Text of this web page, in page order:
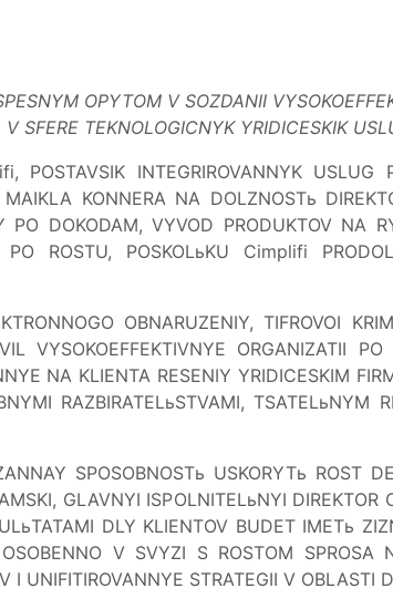
OPYTOM V SOZDANII
V SFERE TEKNOLOGICNYK YRIDICESKIK
POSTAVSIK INTEGRIROVANNYK
KONNERA NA DOLZNOSTь
DOKODAM, VYVOD PRODUKTOV NA
ROSTU, POSKOLьKU Cimplifi
OBNARUZENIY, TIFROVOI
VYSOKOEFFEKTIVNYE ORGANIZATII
NA KLIENTA RESENIY YRIDICESKIM
RAZBIRATELьSTVAMI, TSATELьNYM
SPOSOBNOSTь USKORYTь ROST
GLAVNYI ISPOLNITELьNYI
DLY KLIENTOV BUDET IMETь
V SVYZI S ROSTOM SPROSA
I UNIFITIROVANNYE STRATEGII V OBLASTI